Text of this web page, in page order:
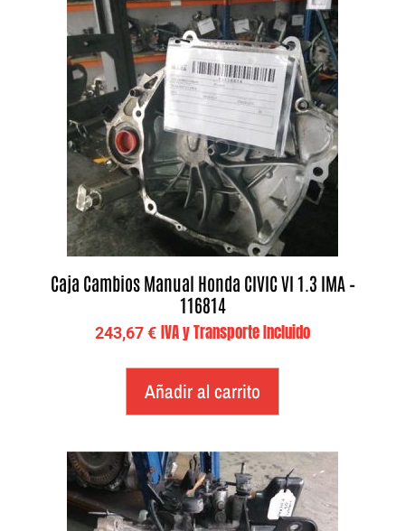
Caja Cambios Manual Honda CIVIC VI 1.3 IMA –
116814
243,67€ IVA y Transporte Incluido
Añadir al carrito